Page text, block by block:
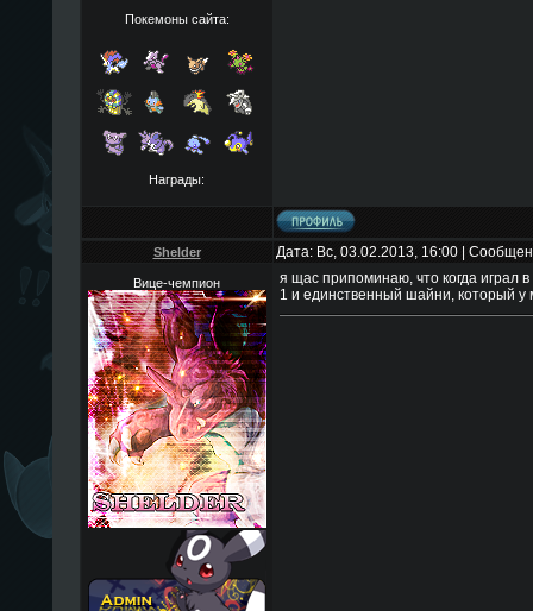
Покемоны сайта:
Награды:
Shelder Дата: Вс, 03.02.2013, 16:00 |
Вице-чемпион
я щас припоминаю, что когда играл
1 и единственный шайни, который у